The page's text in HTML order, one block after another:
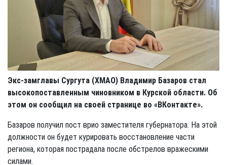
Экс-замглавы Сургута (ХМАО) Владимир Базаров стал
высокопоставленным чиновником в Курской области. Об
этом он сообщил на своей странице во «ВКонтакте».
Базаров получил пост врио заместителя губернатора. На этой
должности он будет курировать восстановление части
региона, которая пострадала после обстрелов вражескими
силами.